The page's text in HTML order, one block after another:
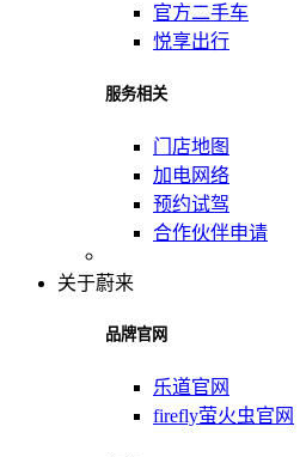
官方二手车
悦享出行
服务相关
门店地图
加电网络
预约试驾
合作伙伴申请
关于蔚来
品牌官网
乐道官网
firefly萤火虫官网